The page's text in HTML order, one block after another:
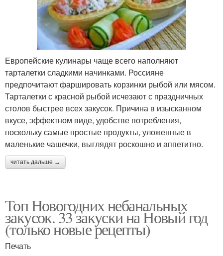
Европейские кулинары чаще всего наполняют
тарталетки сладкими начинками. Россияне
предпочитают фаршировать корзинки рыбой или мясом.
Тарталетки с красной рыбой исчезают с праздничных
столов быстрее всех закусок. Причина в изысканном
вкусе, эффектном виде, удобстве потребления,
поскольку самые простые продукты, уложенные в
маленькие чашечки, выглядят роскошно и аппетитно.
читать дальше →
Топ Новогодних небанальных
закусок. 33 закуски на Новый год
(только новые рецепты)
Печать